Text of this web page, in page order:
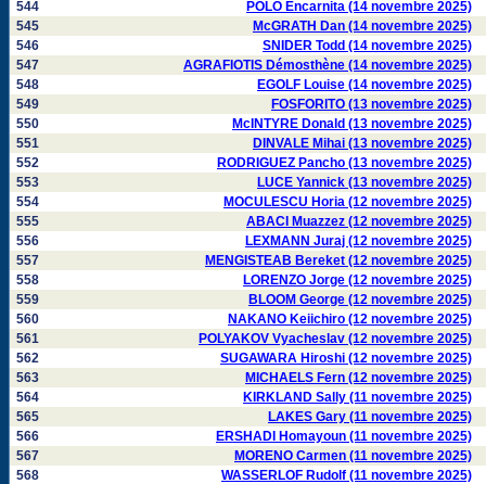
544
POLO Encarnita (14 novembre 2025)
545
McGRATH Dan (14 novembre 2025)
546
SNIDER Todd (14 novembre 2025)
547
AGRAFIOTIS Démosthène (14 novembre 2025)
548
EGOLF Louise (14 novembre 2025)
549
FOSFORITO (13 novembre 2025)
550
McINTYRE Donald (13 novembre 2025)
551
DINVALE Mihai (13 novembre 2025)
552
RODRIGUEZ Pancho (13 novembre 2025)
553
LUCE Yannick (13 novembre 2025)
554
MOCULESCU Horia (12 novembre 2025)
555
ABACI Muazzez (12 novembre 2025)
556
LEXMANN Juraj (12 novembre 2025)
557
MENGISTEAB Bereket (12 novembre 2025)
558
LORENZO Jorge (12 novembre 2025)
559
BLOOM George (12 novembre 2025)
560
NAKANO Keiichiro (12 novembre 2025)
561
POLYAKOV Vyacheslav (12 novembre 2025)
562
SUGAWARA Hiroshi (12 novembre 2025)
563
MICHAELS Fern (12 novembre 2025)
564
KIRKLAND Sally (11 novembre 2025)
565
LAKES Gary (11 novembre 2025)
566
ERSHADI Homayoun (11 novembre 2025)
567
MORENO Carmen (11 novembre 2025)
568
WASSERLOF Rudolf (11 novembre 2025)